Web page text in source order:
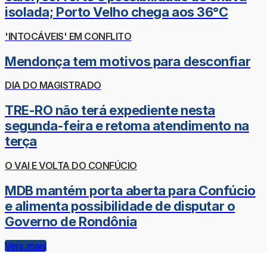
isolada; Porto Velho chega aos 36°C
'INTOCÁVEIS' EM CONFLITO
Mendonça tem motivos para desconfiar
DIA DO MAGISTRADO
TRE-RO não terá expediente nesta
segunda-feira e retoma atendimento na
terça
O VAI E VOLTA DO CONFÚCIO
MDB mantém porta aberta para Confúcio
e alimenta possibilidade de disputar o
Governo de Rondônia
Veja mais